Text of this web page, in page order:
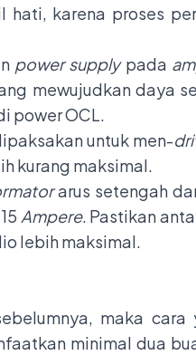
karena proses
power supplypada
mewujudkan daya
power OCL.
untuk men-
kurang maksimal.
arus setengah
Ampere. Pastikan
lebih maksimal.
maka
minimal dua